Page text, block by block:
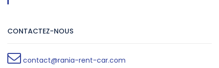
CONTACTEZ-NOUS
contact@rania-rent-car.com